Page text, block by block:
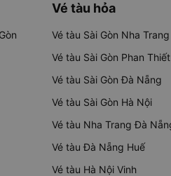
Vé tàu hỏa
Vé tàu Sài Gòn Nha Trang
Vé tàu Sài Gòn Phan Thiết
Vé tàu Sài Gòn Đà Nẵng
Vé tàu Sài Gòn Hà Nội
Vé tàu Nha Trang Đà
Vé tàu Đà Nẵng Huế
Vé tàu Hà Nội Vinh